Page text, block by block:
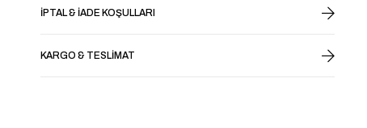
İPTAL & İADE KOŞULLARI
KARGO & TESLIMAT